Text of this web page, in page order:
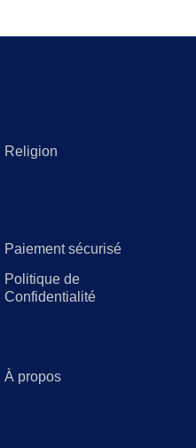
Religion
Paiement sécurisé
Politique de
Confidentialité
À propos